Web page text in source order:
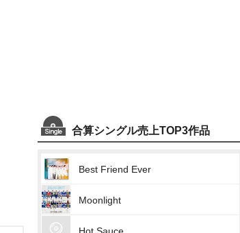
合算シングル売上TOP3作品
Best Friend Ever
Moonlight